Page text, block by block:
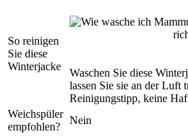
So reinigen
Sie diese
Winterjacke
Waschen Sie diese
lassen Sie sie an der Luft
Reinigungstipp, keine
Weichspüler
empfohlen?
Nein